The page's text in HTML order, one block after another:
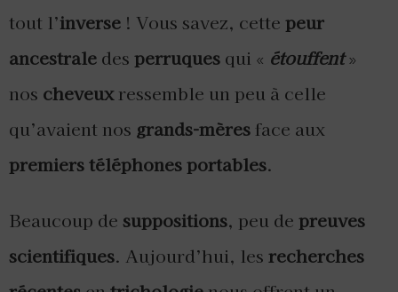
tout l’inverse ! Vous savez, cette peur
ancestrale des perruques qui « étouffent »
nos cheveuxressemble un peu à celle
qu’avaient nos grands-mères face aux
premiers téléphones portables.
Beaucoup de suppositions, peu de preuves
scientifiques. Aujourd’hui, les recherches